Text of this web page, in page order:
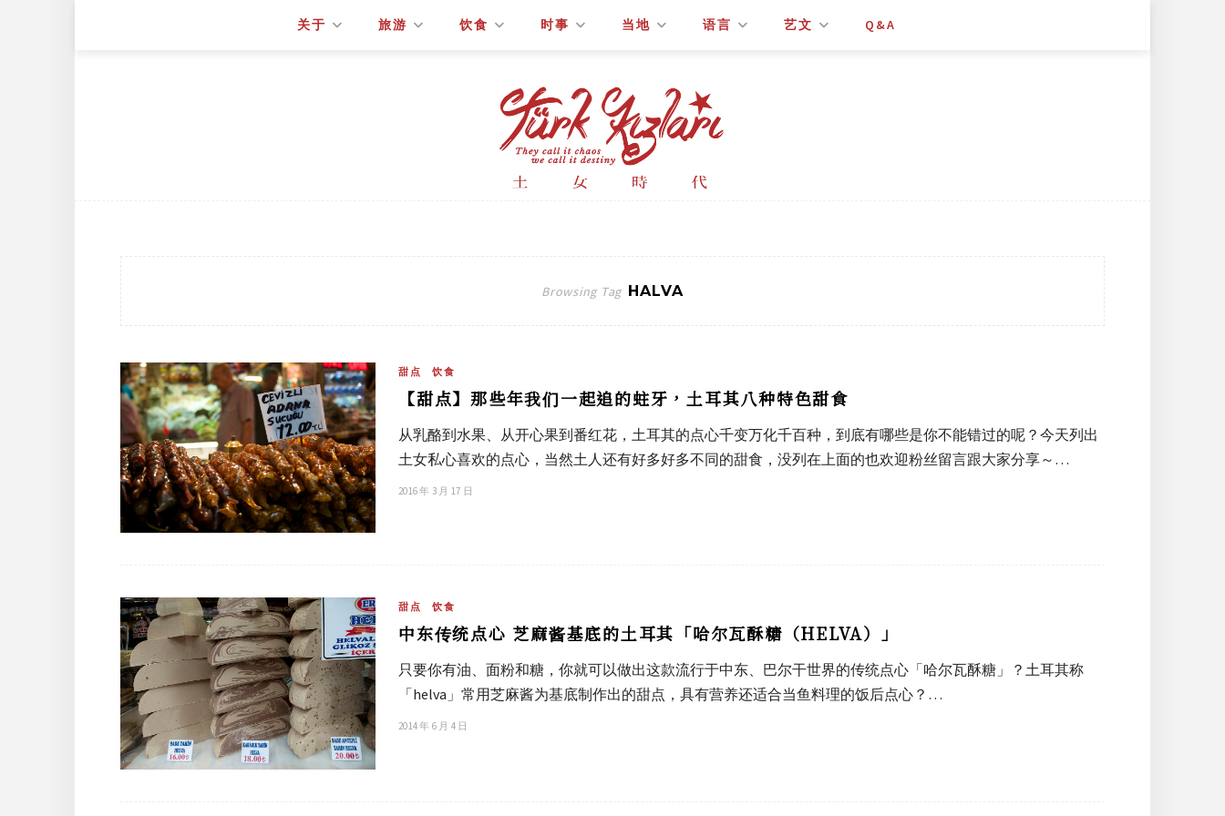
关于 旅游 饮食 时事 当地 语言 艺文 Q&A
Browsing Tag HALVA
甜点 饮食
【甜点】那些年我们一起追的蛀牙，土耳其八种特色甜食
从乳酪到水果、从开心果到番红花，土耳其的点心千变万化千百种，到底有哪些是你不能错过的呢？今天列出
土女私心喜欢的点心，当然土人还有好多好多不同的甜食，没列在上面的也欢迎粉丝留言跟大家分享～…
2016 年 3 月 17 日
甜点 饮食
中东传统点心 芝麻酱基底的土耳其「哈尔瓦酥糖（HELVA）」
只要你有油、面粉和糖，你就可以做出这款流行于中东、巴尔干世界的传统点心「哈尔瓦酥糖」？土耳其称
「helva」常用芝麻酱为基底制作出的甜点，具有营养还适合当鱼料理的饭后点心？…
2014 年 6 月 4 日